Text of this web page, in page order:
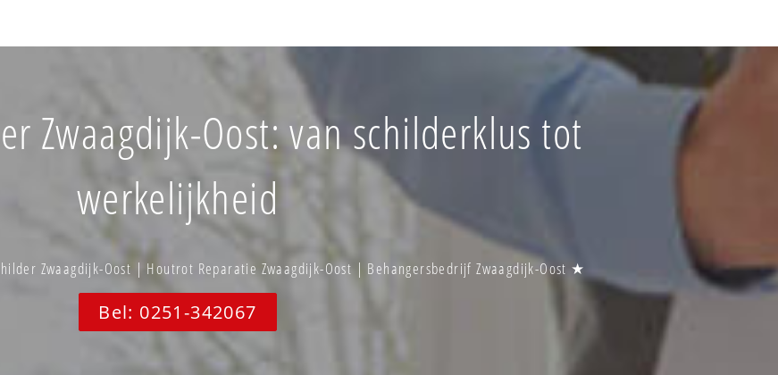
Zwaagdijk-Oost: van schilderklus tot
werkelijkheid
Zwaagdijk-Oost | Houtrot Reparatie Zwaagdijk-Oost | Behangersbedrijf Zwaagdijk-Oost ★
Bel: 0251-342067